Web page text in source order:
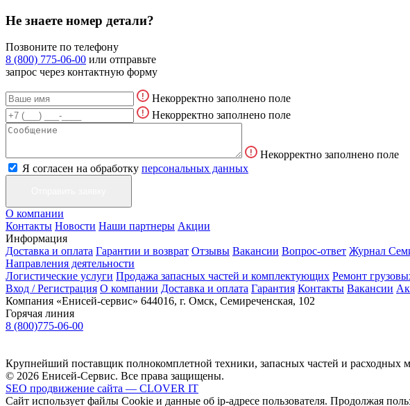
Не знаете номер детали?
Позвоните по телефону
8 (800) 775-06-00 или отправьте
запрос через контактную форму
Некорректно заполнено поле
Некорректно заполнено поле
Некорректно заполнено поле
Я согласен на обработку персональных данных
О компании
Контакты Новости Наши партнеры Акции
Информация
Доставка и оплата Гарантии и возврат Отзывы Вакансии Вопрос-ответ Журнал
Направления деятельности
Логистические услуги Продажа запасных частей и комплектующих Ремонт
Вход / Регистрация О компании Доставка и оплата Гарантия Контакты Вакансии
Компания «Енисей-сервис» 644016, г. Омск, Семиреченская, 102
Горячая линия
8 (800)775-06-00
Крупнейший поставщик полнокомплетной техники, запасных частей и
© 2026 Енисей-Сервис. Все права защищены.
SEO продвижение сайта — CLOVER IT
Сайт использует файлы Cookie и данные об ip-адресе пользователя. Продолжая